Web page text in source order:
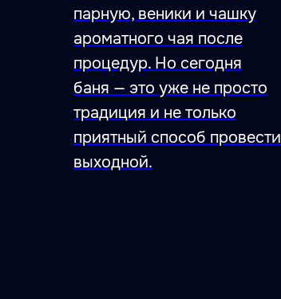
парную, веники и чашку
ароматного чая после
процедур. Но сегодня
баня — это уже не просто
традиция и не только
приятный способ провести
выходной.
47.026806 28.744917